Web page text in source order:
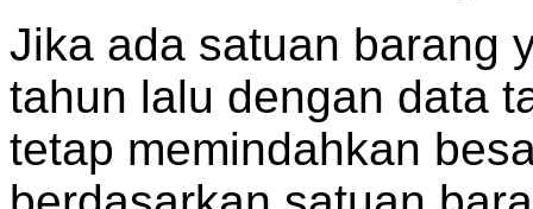
Jika ada satuan barang
tahun lalu dengan data
tetap memindahkan